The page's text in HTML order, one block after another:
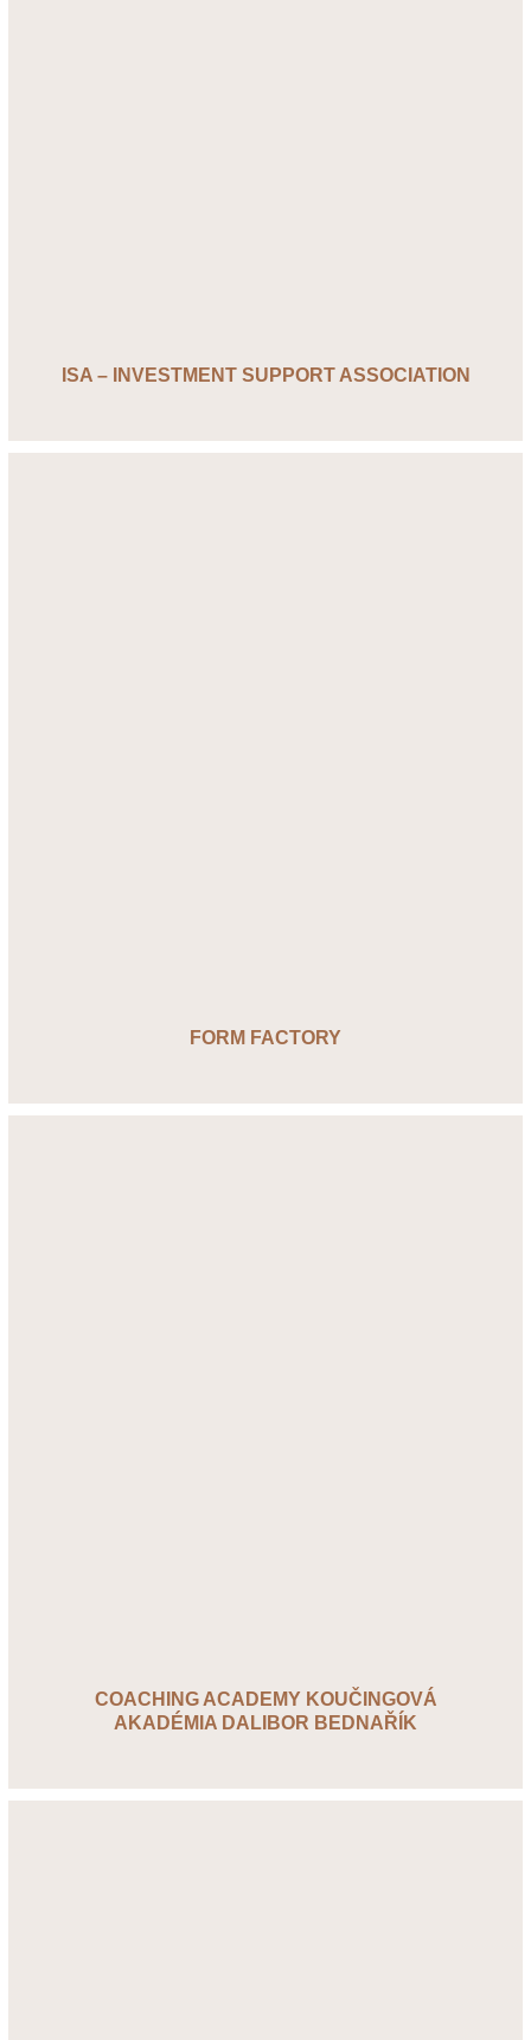
ISA – INVESTMENT SUPPORT ASSOCIATION
FORM FACTORY
COACHING ACADEMY KOUČINGOVÁ
AKADÉMIA DALIBOR BEDNAŘÍK